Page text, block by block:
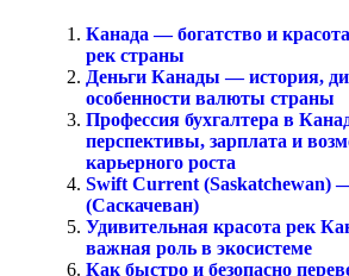
Канада — богатство и
рек страны
Деньги Канады — история,
особенности валюты страны
Профессия бухгалтера в
перспективы, зарплата и
карьерного роста
Swift Current (Saskatchewan)
(Саскачеван)
Удивительная красота рек
важная роль в экосистеме
Как быстро и безопасно